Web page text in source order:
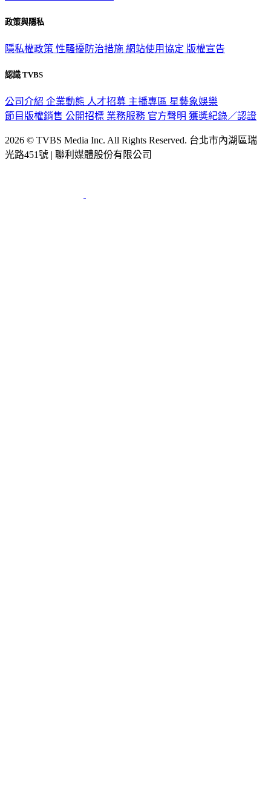
政策與隱私
隱私權政策 性騷擾防治措施 網站使用協定 版權宣告
認識 TVBS
公司介紹 企業動態 人才招募 主播專區 星藝象娛樂
節目版權銷售 公開招標 業務服務 官方聲明 獲獎紀錄／認證
2026 © TVBS Media Inc. All Rights Reserved. 台北市內湖區瑞
光路451號 | 聯利媒體股份有限公司